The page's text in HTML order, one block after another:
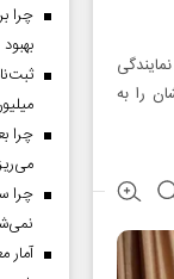
را به
چرا
چرا
چرا